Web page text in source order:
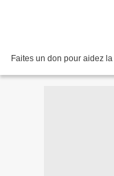
Faites un don pour aidez